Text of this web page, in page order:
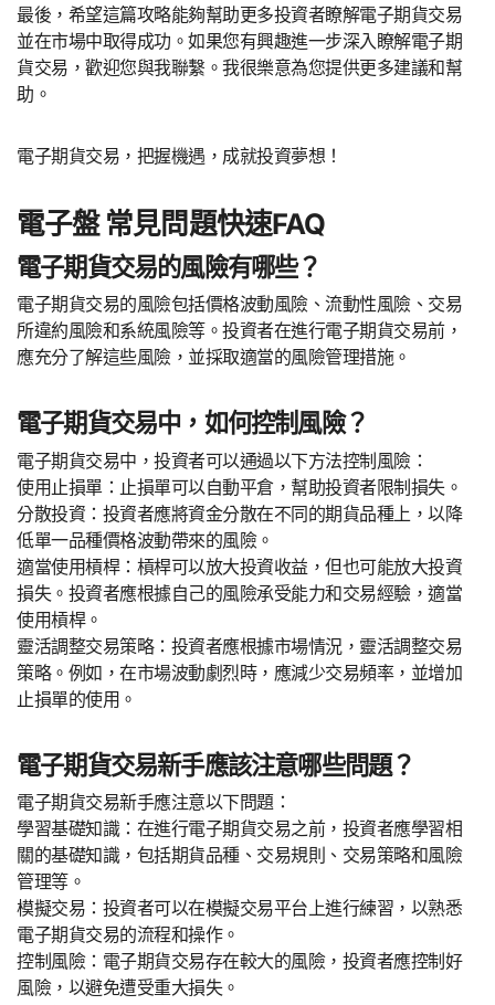
最後，希望這篇攻略能夠幫助更多投資者瞭解電子期貨交易
並在市場中取得成功。如果您有興趣進一步深入瞭解電子期
貨交易，歡迎您與我聯繫。我很樂意為您提供更多建議和幫
助。
電子期貨交易，把握機遇，成就投資夢想！
電子盤 常見問題快速FAQ
電子期貨交易的風險有哪些？
電子期貨交易的風險包括價格波動風險、流動性風險、交易
所違約風險和系統風險等。投資者在進行電子期貨交易前，
應充分了解這些風險，並採取適當的風險管理措施。
電子期貨交易中，如何控制風險？
電子期貨交易中，投資者可以通過以下方法控制風險：
使用止損單：止損單可以自動平倉，幫助投資者限制損失。
分散投資：投資者應將資金分散在不同的期貨品種上，以降
低單一品種價格波動帶來的風險。
適當使用槓桿：槓桿可以放大投資收益，但也可能放大投資
損失。投資者應根據自己的風險承受能力和交易經驗，適當
使用槓桿。
靈活調整交易策略：投資者應根據市場情況，靈活調整交易
策略。例如，在市場波動劇烈時，應減少交易頻率，並增加
止損單的使用。
電子期貨交易新手應該注意哪些問題？
電子期貨交易新手應注意以下問題：
學習基礎知識：在進行電子期貨交易之前，投資者應學習相
關的基礎知識，包括期貨品種、交易規則、交易策略和風險
管理等。
模擬交易：投資者可以在模擬交易平台上進行練習，以熟悉
電子期貨交易的流程和操作。
控制風險：電子期貨交易存在較大的風險，投資者應控制好
風險，以避免遭受重大損失。